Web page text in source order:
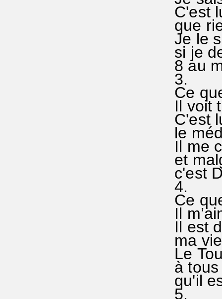
C'est
que
Je le
si je
8 au
3.
Ce
Il voit
C'est
le
Il me
et
c'est
4.
Ce
Il
Il est
ma
Le
à
qu'il
5.